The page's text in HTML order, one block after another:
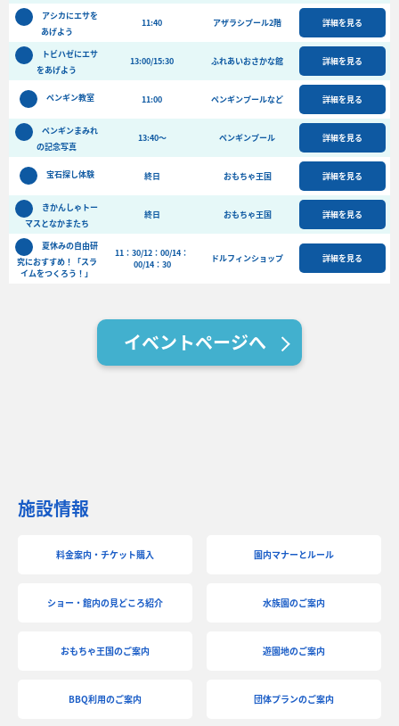
団体向けプラン情報 ビーチランド支援プログラム
アシカにエサを
あげよう
11:40 アザラシプール2階 詳細を見る
トビハゼにエサ
をあげよう
13:00/15:30 ふれあいおさかな館 詳細を見る
ペンギン教室 11:00 ペンギンプールなど 詳細を見る
ペンギンまみれ
の記念写真
13:40～ ペンギンプール 詳細を見る
宝石探し体験 終日 おもちゃ王国 詳細を見る
きかんしゃトー
マスとなかまたち
終日 おもちゃ王国 詳細を見る
夏休みの自由研
究におすすめ！「スラ
イムをつくろう！」
11：30/12：00/14：
00/14：30
ドルフィンショップ 詳細を見る
イベントページへ
施設情報
料金案内・チケット購入 園内マナーとルール
ショー・館内の見どころ紹介 水族園のご案内
おもちゃ王国のご案内 遊園地のご案内
BBQ利用のご案内 団体プランのご案内